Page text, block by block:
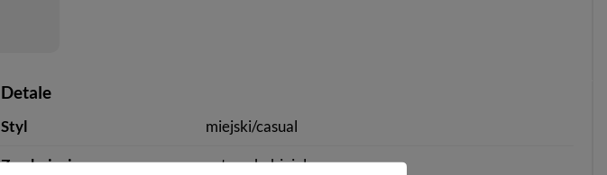
Detale
Styl miejski/casual
Zamknięcie zatrzask bigiel